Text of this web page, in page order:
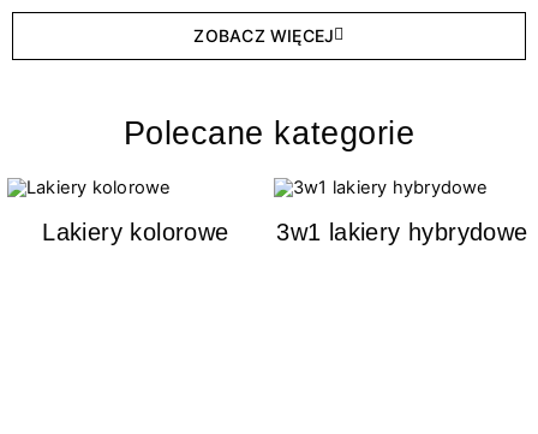
ZOBACZ WIĘCEJ
Polecane kategorie
Lakiery kolorowe 3w1 lakiery hybrydowe